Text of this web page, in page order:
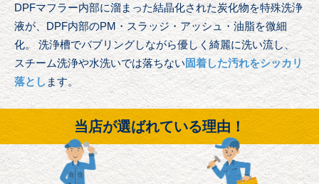
DPFマフラー内部に溜まった結晶化された炭化物を特殊洗浄
液が、DPF内部のPM・スラッジ・アッシュ・油脂を微細
化。 洗浄槽でバブリングしながら優しく綺麗に洗い流し、
スチーム洗浄や水洗いでは落ちない固着した汚れをシッカリ
落とし ます。
当店が選ばれている理由！